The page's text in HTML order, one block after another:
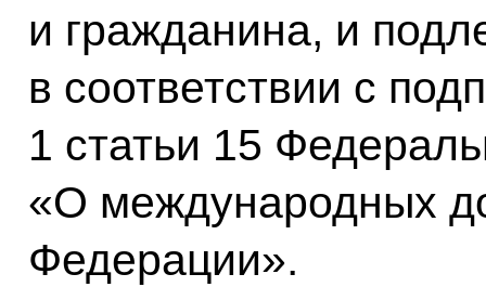
и гражданина, и
в соответствии с
1 статьи 15
«О международных
Федерации».